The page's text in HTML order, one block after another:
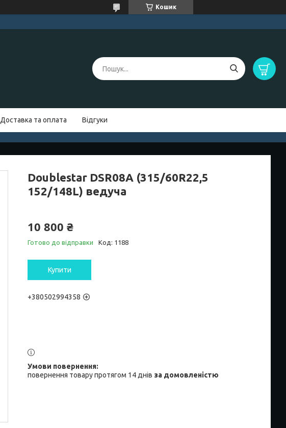
Кошик
Доставка та оплата Відгуки
Doublestar DSR08A (315/60R22,5
152/148L) ведуча
10 800 ₴
Готово до відправки Код: 1188
Купити
+380502994358
повернення товару протягом 14 днів за домовленістю